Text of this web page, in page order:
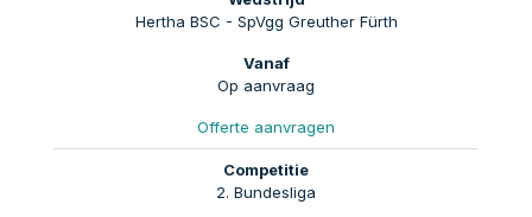
Hertha BSC - SpVgg Greuther Fürth
Op aanvraag
Offerte aanvragen
2. Bundesliga